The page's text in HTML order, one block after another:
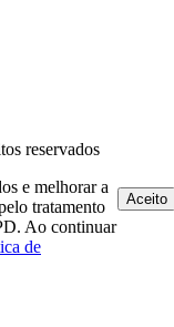
reservados
e melhorar a
tratamento
Ao continuar
de
Aceito